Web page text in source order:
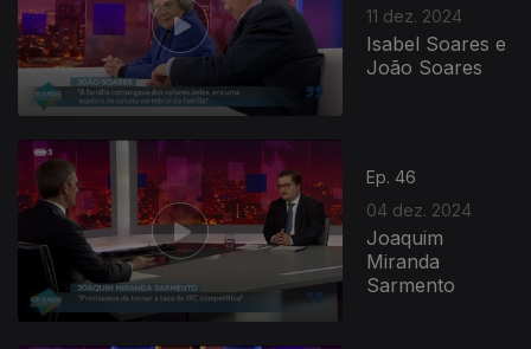
11 dez. 2024
Isabel Soares e
João Soares
Ep. 46
04 dez. 2024
Joaquim
Miranda
Sarmento